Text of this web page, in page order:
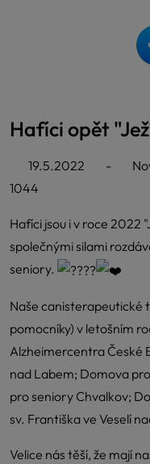
Hafíci opět
19.5.2022 -
1044
Hafíci jsou i v roce 2022
společnými silami
seniory.
Naše canisterapeutické
pomocníky) v letošním
Alzheimercentra České
nad Labem; Domova
pro seniory Chvalkov;
sv. Františka ve Veselí
Velice nás těší, že mají